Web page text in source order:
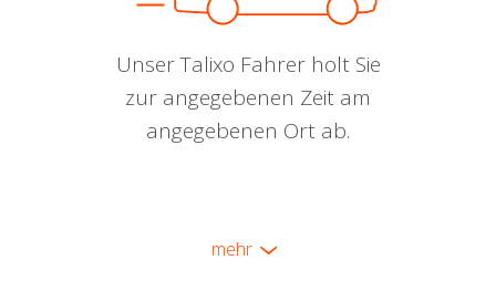
Unser Talixo Fahrer holt Sie
zur angegebenen Zeit am
angegebenen Ort ab.
mehr